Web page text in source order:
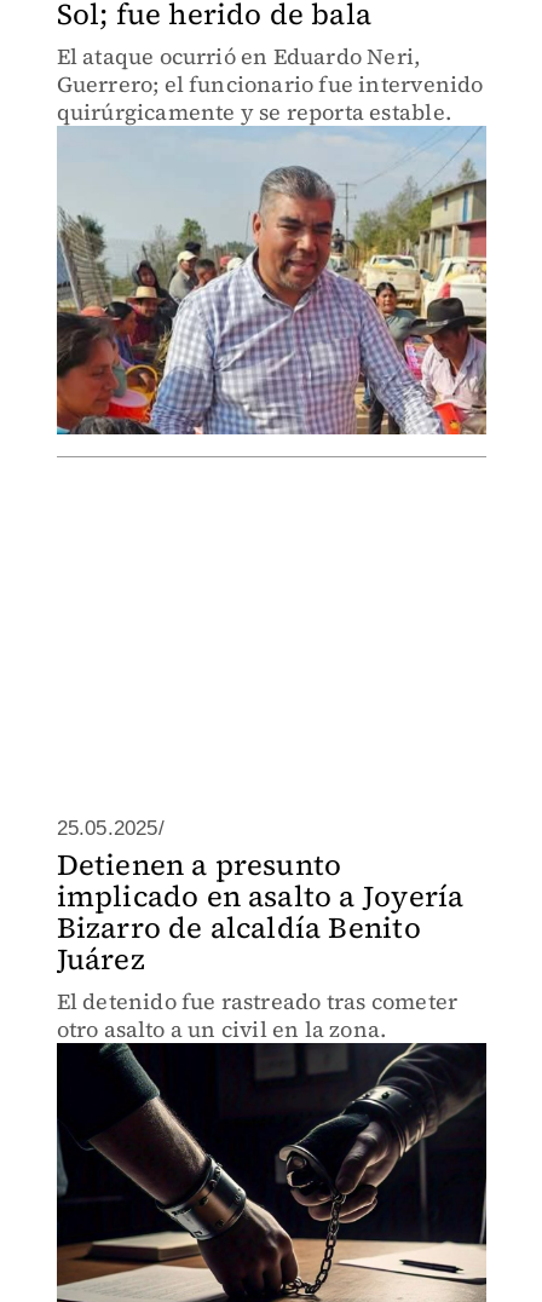
Sol; fue herido de bala
El ataque ocurrió en Eduardo Neri,
Guerrero; el funcionario fue intervenido
quirúrgicamente y se reporta estable.
25.05.2025/
Detienen a presunto
implicado en asalto a Joyería
Bizarro de alcaldía Benito
Juárez
El detenido fue rastreado tras cometer
otro asalto a un civil en la zona.